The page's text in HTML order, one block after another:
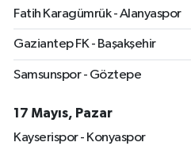
Fatih Karagümrük - Alanyaspor
Gaziantep FK - Başakşehir
Samsunspor - Göztepe
17 Mayıs, Pazar
Kayserispor - Konyaspor